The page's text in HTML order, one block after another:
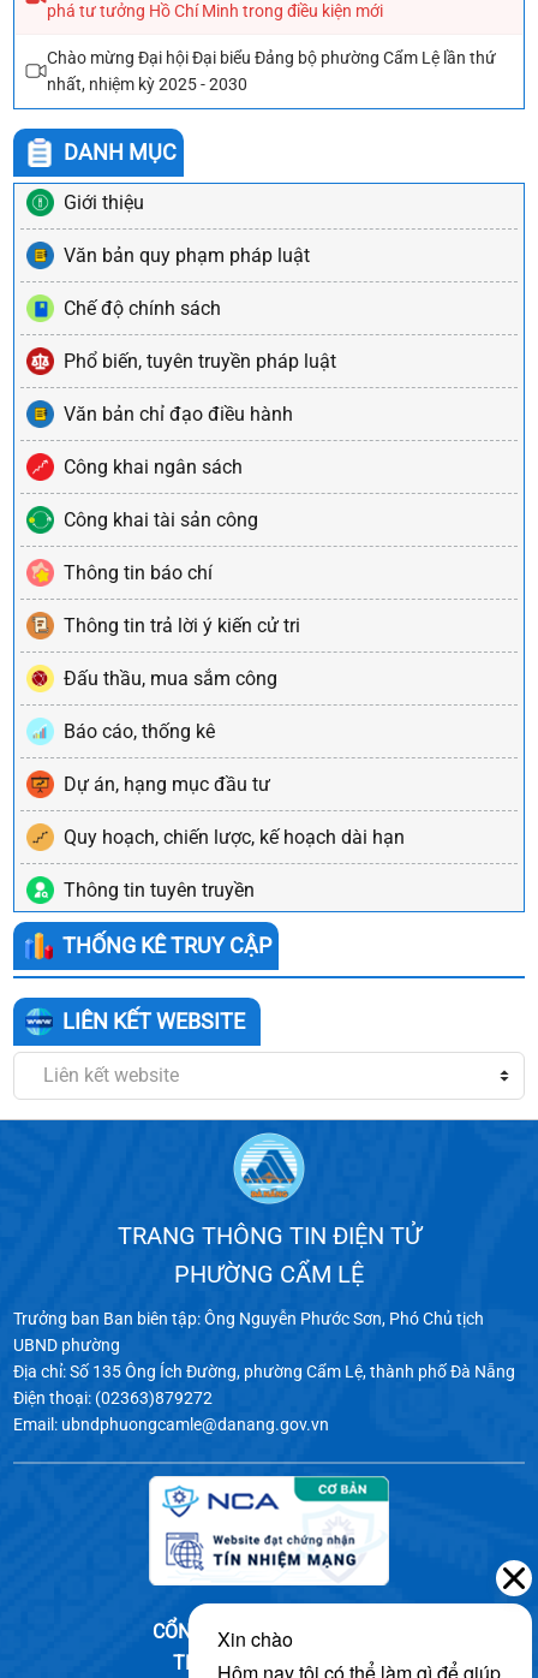
phá tư tưởng Hồ Chí Minh trong điều kiện mới
Chào mừng Đại hội Đại biểu Đảng bộ phường Cẩm Lệ lần thứ
nhất, nhiệm kỳ 2025 - 2030
DANH MỤC
Giới thiệu
Văn bản quy phạm pháp luật
Chế độ chính sách
Phổ biến, tuyên truyền pháp luật
Văn bản chỉ đạo điều hành
Công khai ngân sách
Công khai tài sản công
Thông tin báo chí
Thông tin trả lời ý kiến cử tri
Đấu thầu, mua sắm công
Báo cáo, thống kê
Dự án, hạng mục đầu tư
Quy hoạch, chiến lược, kế hoạch dài hạn
Thông tin tuyên truyền
THỐNG KÊ TRUY CẬP
LIÊN KẾT WEBSITE
Liên kết website
TRANG THÔNG TIN ĐIỆN TỬ
PHƯỜNG CẨM LỆ
Trưởng ban Ban biên tập: Ông Nguyễn Phước Sơn, Phó Chủ tịch
UBND phường
Địa chỉ: Số 135 Ông Ích Đường, phường Cẩm Lệ, thành phố Đà Nẵng
Điện thoại: (02363)879272
Email: ubndphuongcamle@danang.gov.vn
CỔNG THÔNG TIN ĐIỆN TỬ
THÀNH PHỐ ĐÀ NẴNG